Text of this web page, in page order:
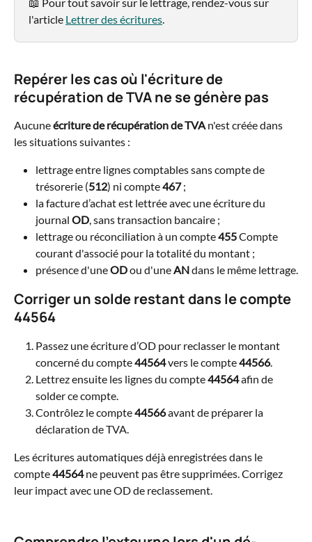
l'article Lettrer des écritures.
Repérer les cas où l'écriture de
récupération de TVA ne se génère pas
Aucune écriture de récupération de TVA n'est créée dans
les situations suivantes :
lettrage entre lignes comptables sans compte de
trésorerie (512) ni compte 467 ;
la facture d’achat est lettrée avec une écriture du
journal OD, sans transaction bancaire ;
lettrage ou réconciliation à un compte 455 Compte
courant d'associé pour la totalité du montant ;
présence d'une OD ou d'une AN dans le même lettrage.
Corriger un solde restant dans le compte
44564
Passez une écriture d’OD pour reclasser le montant
concerné du compte 44564 vers le compte 44566.
Lettrez ensuite les lignes du compte 44564 afin de
solder ce compte.
Contrôlez le compte 44566 avant de préparer la
déclaration de TVA.
Les écritures automatiques déjà enregistrées dans le
compte 44564 ne peuvent pas être supprimées. Corrigez
leur impact avec une OD de reclassement.